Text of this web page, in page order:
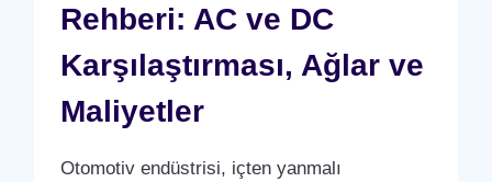
Rehberi: AC ve DC
Karşılaştırması, Ağlar ve
Maliyetler
Otomotiv endüstrisi, içten yanmalı